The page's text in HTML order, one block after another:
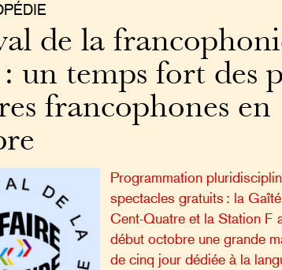
de la
un temps fort des
francophones en
Programmation
spectacles gratuits : la
Cent-Quatre et la Station F
début octobre une grande
de cinq jour dédiée à la